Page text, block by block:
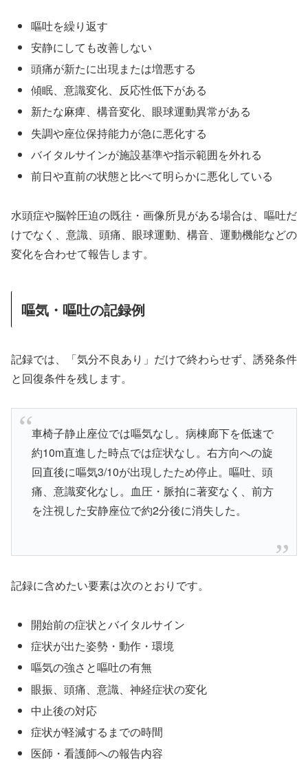
嘔吐を繰り返す
安静にしても改善しない
頭痛が新たに出現または増悪する
傾眠、意識変化、反応性低下がある
新たな麻痺、構音変化、眼球運動異常がある
失調や座位保持能力が急に悪化する
バイタルサインが施設基準や指示範囲を外れる
前日や直前の状態と比べて明らかに悪化している
水頭症や脳幹圧迫の既往・画像所見がある場合は、嘔吐だ
けでなく、意識、頭痛、眼球運動、構音、運動機能などの
変化を合わせて報告します。
嘔気・嘔吐の記録例
記録では、「気分不良あり」だけで終わらせず、誘発条件
と回復条件を残します。
車椅子静止座位では嘔気なし。病棟廊下を低速で
約10m直進した時点では症状なし。右方向への旋
回直後に嘔気3/10が出現したため停止。嘔吐、頭
痛、意識変化なし。血圧・脈拍に著変なく、前方
を注視した安静座位で約2分後に消失した。
記録に含めたい要素は次のとおりです。
開始前の症状とバイタルサイン
症状が出た姿勢・動作・環境
嘔気の強さと嘔吐の有無
眼振、頭痛、意識、神経症状の変化
中止後の対応
症状が軽減するまでの時間
医師・看護師への報告内容